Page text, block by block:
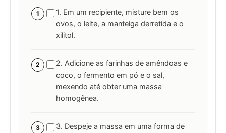
1
1. Em um recipiente, misture bem os
ovos, o leite, a manteiga derretida e o
xilitol.
2
2. Adicione as farinhas de amêndoas e
coco, o fermento em pó e o sal,
mexendo até obter uma massa
homogênea.
3
3. Despeje a massa em uma forma de